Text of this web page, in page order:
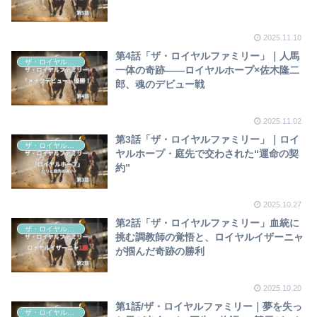
2025.11.10
ザ・ロイヤルファミリー
第4話「ザ・ロイヤルファミリー」｜人馬
一体の奇跡――ロイヤルホープ×佐木隆二
郎、魂のデビュー戦
2025.11.02
第3話「ザ・ロイヤルファミリー」｜ロイ
ヤルホープ・庭先で交わされた“運命の契
約”
2025.10.27
第2話「ザ・ロイヤルファミリー」血統に
挑む調教師の覚悟と、ロイヤルイザーニャ
が掴んだ奇跡の勝利
2025.10.20
第1話/ザ・ロイヤルファミリー｜夢を失っ